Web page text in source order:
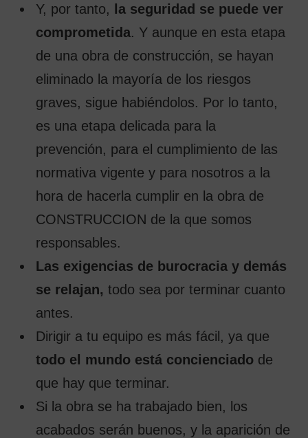
Y, por tanto, la seguridad se puede ver
comprometida. Y aunque en esta etapa
de una obra de construcción, se hayan
eliminado la mayoría de los riesgos
graves, sigue habiéndolos. Por lo tanto,
es una etapa delicada para la
prevención, para el cumplimiento de las
normativa vigente y para nosotros a la
hora de hacerla cumplir en la obra de
CONSTRUCCION de la que somos
responsables.
Las exigencias de burocracia y demás
se relajan, todo sea por terminar cuanto
antes.
Dirigir a tu equipo es más fácil, ya que
todo el mundo está concienciadode
que hay que terminar.
Si la obra se ha trabajado bien, los
acabados serán buenos, y la aparición de